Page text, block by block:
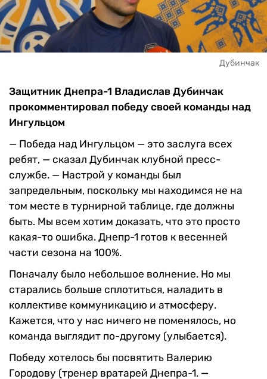
Дубинчак
Защитник Днепра-1 Владислав Дубинчак
прокомментировал победу своей команды над
Ингульцом
— Победа над Ингульцом — это заслуга всех
ребят, — сказал Дубинчак клубной пресс-
службе. — Настрой у команды был
запредельным, поскольку мы находимся не на
том месте в турнирной таблице, где должны
быть. Мы всем хотим доказать, что это просто
какая-то ошибка. Днепр-1 готов к весенней
части сезона на 100%.
Поначалу было небольшое волнение. Но мы
старались больше сплотиться, наладить в
коллективе коммуникацию и атмосферу.
Кажется, что у нас ничего не поменялось, но
команда выглядит по-другому (улыбается).
Победу хотелось бы посвятить Валерию
Городову (тренер вратарей Днепра-1. —